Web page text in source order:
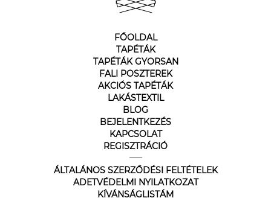
FŐOLDAL
TAPÉTÁK
TAPÉTÁK GYORSAN
FALI POSZTEREK
AKCIÓS TAPÉTÁK
LAKÁSTEXTIL
BLOG
BEJELENTKEZÉS
KAPCSOLAT
REGISZTRÁCIÓ
ÁLTALÁNOS SZERZŐDÉSI FELTÉTELEK
ADETVÉDELMI NYILATKOZAT
KÍVÁNSÁGLISTÁM